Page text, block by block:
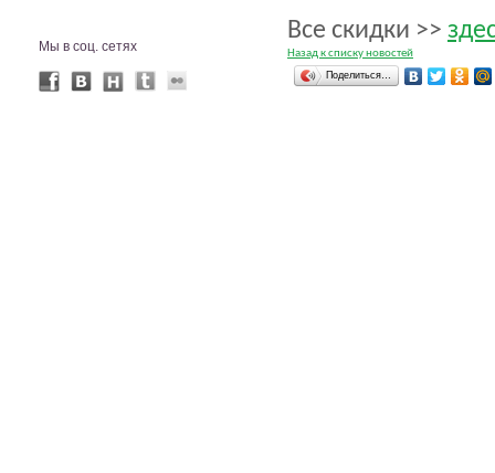
Мы в соц. сетях
Все скидки >>
Назад к списку новостей
Поделиться…